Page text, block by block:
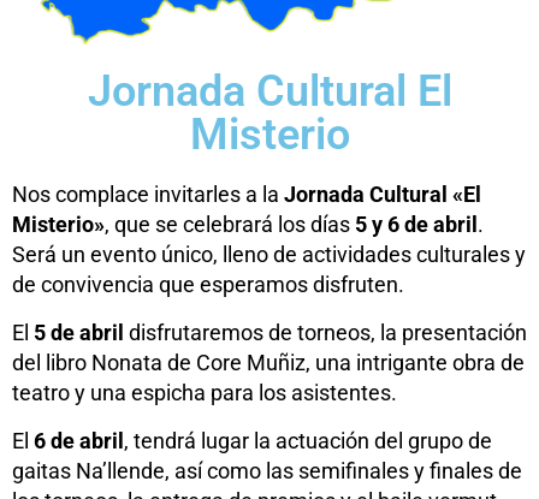
Jornada Cultural El
Misterio
Nos complace invitarles a la Jornada Cultural «El
Misterio», que se celebrará los días 5 y 6 de abril .
Será un evento único, lleno de actividades culturales y
de convivencia que esperamos disfruten.
El 5 de abril disfrutaremos de torneos, la presentación
del libro Nonata de Core Muñiz, una intrigante obra de
teatro y una espicha para los asistentes.
El 6 de abril , tendrá lugar la actuación del grupo de
gaitas Na’llende, así como las semifinales y finales de